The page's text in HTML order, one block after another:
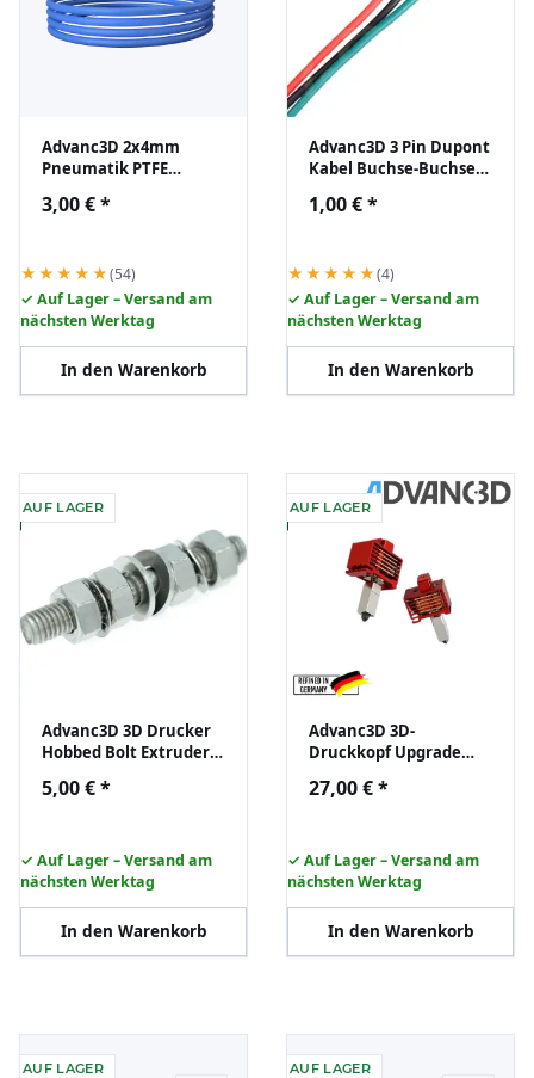
Advanc3D 2x4mm
Pneumatik PTFE
1.75mm Filament Tube
3,00 €*
★★★★★(54)
✓ Auf Lager – Versand am
nächsten Werktag
In den Warenkorb
Advanc3D 3 Pin Dupont
Kabel Buchse-Buchse
1,00 €*
★★★★★(4)
✓ Auf Lager – Versand am
nächsten Werktag
In den Warenkorb
AUF LAGER
Advanc3D 3D Drucker
Hobbed Bolt Extruder
mm Filament
5,00 €*
✓ Auf Lager – Versand am
nächsten Werktag
In den Warenkorb
AUF LAGER
Advanc3D 3D-
Druckkopf Upgrade
Hochpräzise
27,00 €*
✓ Auf Lager – Versand am
nächsten Werktag
In den Warenkorb
AUF LAGER AUF LAGER